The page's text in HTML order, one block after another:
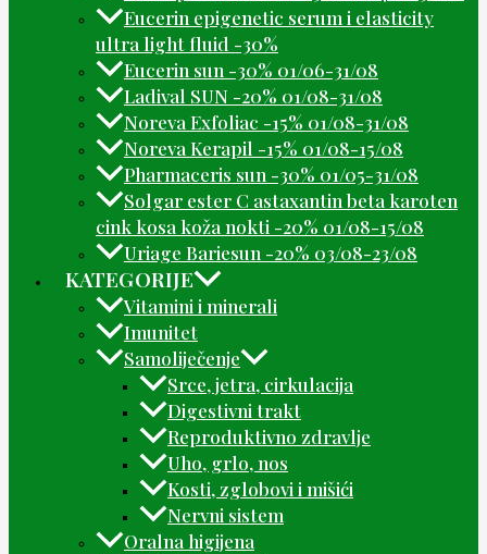
Eucerin epigenetic serum i elasticity
ultra light fluid -30%
Eucerin sun -30% 01/06-31/08
Ladival SUN -20% 01/08-31/08
Noreva Exfoliac -15% 01/08-31/08
Noreva Kerapil -15% 01/08-15/08
Pharmaceris sun -30% 01/05-31/08
Solgar ester C astaxantin beta karoten
cink kosa koža nokti -20% 01/08-15/08
Uriage Bariesun -20% 03/08-23/08
KATEGORIJE
Vitamini i minerali
Imunitet
Samoliječenje
Srce, jetra, cirkulacija
Digestivni trakt
Reproduktivno zdravlje
Uho, grlo, nos
Kosti, zglobovi i mišići
Nervni sistem
Oralna higijena